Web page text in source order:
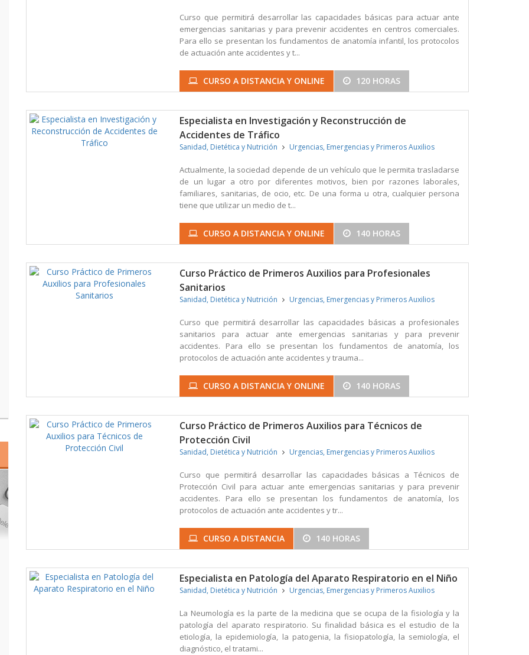
Curso que permitirá desarrollar las capacidades básicas para actuar ante
emergencias sanitarias y para prevenir accidentes en centros comerciales.
Para ello se presentan los fundamentos de anatomía infantil, los protocolos
de actuación ante accidentes y t...
CURSO A DISTANCIA Y ONLINE 120 HORAS
Especialista en Investigación y Reconstrucción de
Accidentes de Tráfico
Sanidad, Dietética y Nutrición Urgencias, Emergencias y Primeros Auxilios
Actualmente, la sociedad depende de un vehículo que le permita trasladarse
de un lugar a otro por diferentes motivos, bien por razones laborales,
familiares, sanitarias, de ocio, etc. De una forma u otra, cualquier persona
tiene que utilizar un medio de t...
CURSO A DISTANCIA Y ONLINE 140 HORAS
Curso Práctico de Primeros Auxilios para Profesionales
Sanitarios
Sanidad, Dietética y Nutrición Urgencias, Emergencias y Primeros Auxilios
Curso que permitirá desarrollar las capacidades básicas a profesionales
sanitarios para actuar ante emergencias sanitarias y para prevenir
accidentes. Para ello se presentan los fundamentos de anatomía, los
protocolos de actuación ante accidentes y trauma...
CURSO A DISTANCIA Y ONLINE 140 HORAS
Curso Práctico de Primeros Auxilios para Técnicos de
Protección Civil
Sanidad, Dietética y Nutrición Urgencias, Emergencias y Primeros Auxilios
Curso que permitirá desarrollar las capacidades básicas a Técnicos de
Protección Civil para actuar ante emergencias sanitarias y para prevenir
accidentes. Para ello se presentan los fundamentos de anatomía, los
protocolos de actuación ante accidentes y tr...
CURSO A DISTANCIA 140 HORAS
Especialista en Patología del Aparato Respiratorio en el Niño
Sanidad, Dietética y Nutrición Urgencias, Emergencias y Primeros Auxilios
La Neumología es la parte de la medicina que se ocupa de la fisiología y la
patología del aparato respiratorio. Su finalidad básica es el estudio de la
etiología, la epidemiología, la patogenia, la fisiopatología, la semiología, el
diagnóstico, el tratami...